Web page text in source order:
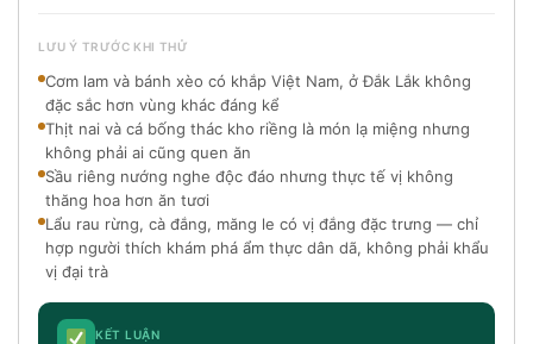
LƯU Ý TRƯỚC KHI THỬ
Cơm lam và bánh xèo có khắp Việt Nam, ở Đắk Lắk không
đặc sắc hơn vùng khác đáng kể
Thịt nai và cá bống thác kho riềng là món lạ miệng nhưng
không phải ai cũng quen ăn
Sầu riêng nướng nghe độc đáo nhưng thực tế vị không
thăng hoa hơn ăn tươi
Lẩu rau rừng, cà đắng, măng le có vị đắng đặc trưng — chỉ
hợp người thích khám phá ẩm thực dân dã, không phải khẩu
vị đại trà
KẾT LUẬN